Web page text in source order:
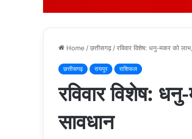
Home /छत्तीसगढ़ /रविवार विशेष: धनु-मकर को
छत्तीसगढ़ रायपुर राशिफल
रविवार विशेष:
सावधान